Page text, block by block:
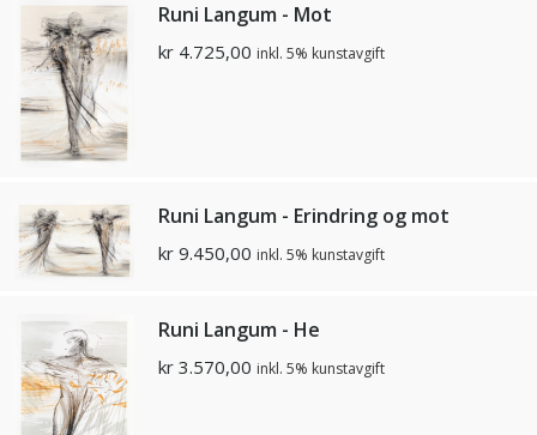
Runi Langum - Mot
kr 4.725,00 inkl. 5% kunstavgift
Runi Langum - Erindring og mot
kr 9.450,00 inkl. 5% kunstavgift
Runi Langum - He
kr 3.570,00 inkl. 5% kunstavgift